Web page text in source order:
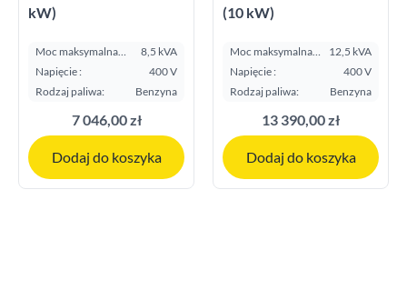
kW)
Moc maksymalna
E.S.P. kVA:
8,5 kVA
Napięcie :
400 V
Rodzaj paliwa:
Benzyna
7 046,00 zł
Dodaj do koszyka
(10 kW)
Moc maksymalna
E.S.P. kVA:
12,5 kVA
Napięcie :
400 V
Rodzaj paliwa:
Benzyna
13 390,00 zł
Dodaj do koszyka